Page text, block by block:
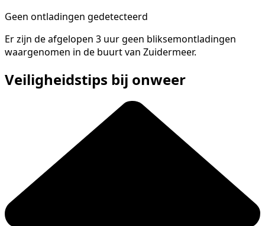
Geen ontladingen gedetecteerd
Er zijn de afgelopen 3 uur geen bliksemontladingen
waargenomen in de buurt van Zuidermeer.
Veiligheidstips bij onweer